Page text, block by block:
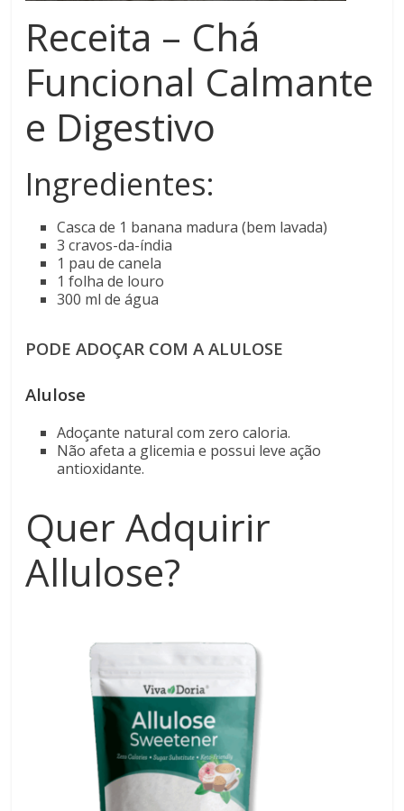
Receita – Chá
Funcional Calmante
e Digestivo
Ingredientes:
Casca de 1 banana madura (bem lavada)
3 cravos-da-índia
1 pau de canela
1 folha de louro
300 ml de água
PODE ADOÇAR COM A ALULOSE
Alulose
Adoçante natural com zero caloria.
Não afeta a glicemia e possui leve ação
antioxidante.
Quer Adquirir
Allulose?